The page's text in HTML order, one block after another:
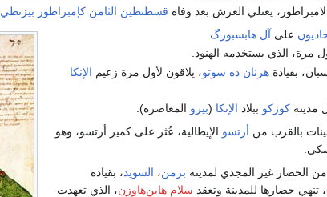
يعتلي العرش بعد وفاة قسطنطين الثامن كإمبراطور بيزنطي
على آل هابسبورگ
مرة، الذي يستخدمه الهنود.
بقيادةهرنان ده سوتو، يلاقون لأول مرة زعيم الإنكا
مدينةكوزكو ببلاد الإنكا (بيرو المعاصرة).
بالقرب من أرتسو الإيطالية، عُثر على كمير أرتسو، وهو
من الحصار غير المجدي لمدينة برمن، السويد، بقيادة
، تنهي حصارها للمدينة وتعقد سلام هابن‌هاوزن، الذي تعهدت